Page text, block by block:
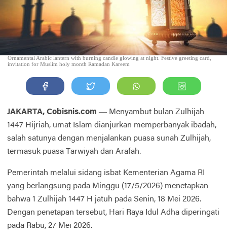
Ornamental Arabic lantern with burning candle glowing at night. Festive greeting card,
invitation for Muslim holy month Ramadan Kareem
JAKARTA, Cobisnis.com — Menyambut bulan Zulhijah
1447 Hijriah, umat Islam dianjurkan memperbanyak ibadah,
salah satunya dengan menjalankan puasa sunah Zulhijah,
termasuk puasa Tarwiyah dan Arafah.
Pemerintah melalui sidang isbat Kementerian Agama RI
yang berlangsung pada Minggu (17/5/2026) menetapkan
bahwa 1 Zulhijah 1447 H jatuh pada Senin, 18 Mei 2026.
Dengan penetapan tersebut, Hari Raya Idul Adha diperingati
pada Rabu, 27 Mei 2026.